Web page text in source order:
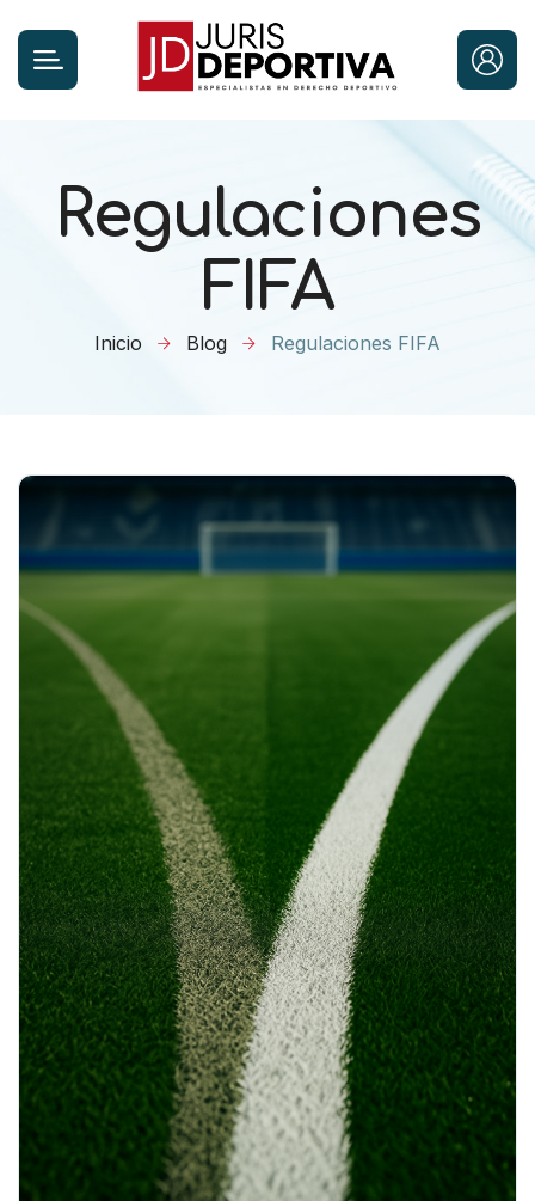
Regulaciones
FIFA
Inicio Blog Regulaciones FIFA